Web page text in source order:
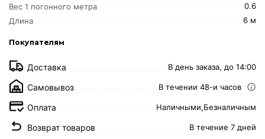
Вес 1 погонного метра
0.6
Длина
6 м
Покупателям
Доставка В день заказа, до 14:00
Самовывоз В течении 48-и часов
Оплата Наличными,Безналичным
Возврат товаров В течение 7 дней